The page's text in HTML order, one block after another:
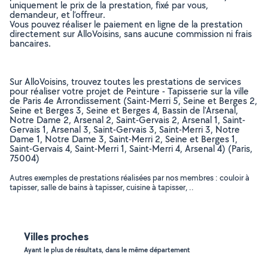
uniquement le prix de la prestation, fixé par vous,
demandeur, et l’offreur.
Vous pouvez réaliser le paiement en ligne de la prestation
directement sur AlloVoisins, sans aucune commission ni frais
bancaires.
Sur AlloVoisins, trouvez toutes les prestations de services
pour réaliser votre projet de Peinture - Tapisserie sur la ville
de Paris 4e Arrondissement (Saint-Merri 5, Seine et Berges 2,
Seine et Berges 3, Seine et Berges 4, Bassin de l'Arsenal,
Notre Dame 2, Arsenal 2, Saint-Gervais 2, Arsenal 1, Saint-
Gervais 1, Arsenal 3, Saint-Gervais 3, Saint-Merri 3, Notre
Dame 1, Notre Dame 3, Saint-Merri 2, Seine et Berges 1,
Saint-Gervais 4, Saint-Merri 1, Saint-Merri 4, Arsenal 4) (Paris,
75004)
Autres exemples de prestations réalisées par nos membres : couloir à
tapisser, salle de bains à tapisser, cuisine à tapisser, ..
Villes proches
Ayant le plus de résultats, dans le même département